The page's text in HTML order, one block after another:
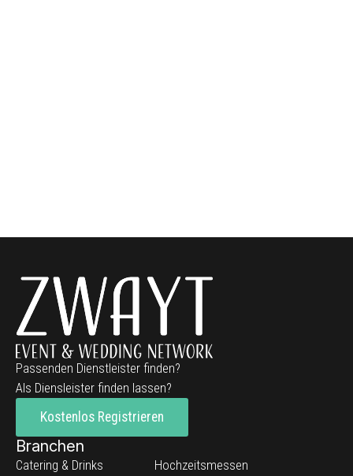
Passenden Dienstleister finden?
Als Diensleister finden lassen?
Kostenlos Registrieren
Branchen
Catering & Drinks Hochzeitsmessen